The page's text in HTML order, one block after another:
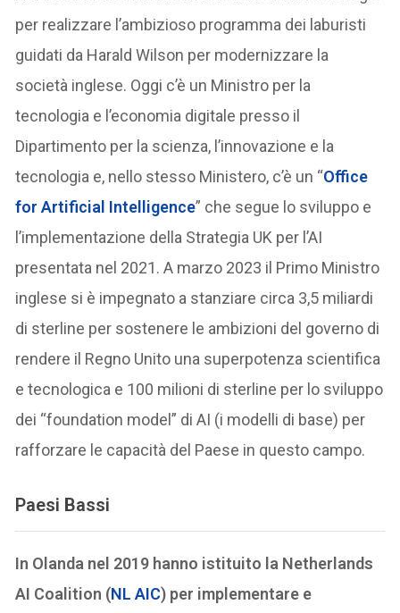
per realizzare l’ambizioso programma dei laburisti
guidati da Harald Wilson per modernizzare la
società inglese. Oggi c’è un Ministro per la
tecnologia e l’economia digitale presso il
Dipartimento per la scienza, l’innovazione e la
tecnologia e, nello stesso Ministero, c’è un “Office
for Artificial Intelligence” che segue lo sviluppo e
l’implementazione della Strategia UK per l’AI
presentata nel 2021. A marzo 2023 il Primo Ministro
inglese si è impegnato a stanziare circa 3,5 miliardi
di sterline per sostenere le ambizioni del governo di
rendere il Regno Unito una superpotenza scientifica
e tecnologica e 100 milioni di sterline per lo sviluppo
dei “foundation model” di AI (i modelli di base) per
rafforzare le capacità del Paese in questo campo.
Paesi Bassi
In Olanda nel 2019 hanno istituito la Netherlands
AI Coalition (NL AIC) per implementare e